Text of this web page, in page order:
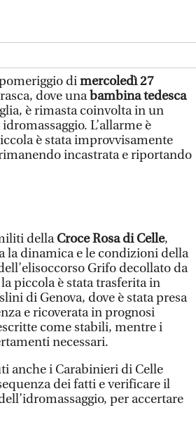
dimercoledì 27
dove unabambina tedesca
è rimasta coinvolta in un
L’allarme è
è stata improvvisamente
incastrata e riportando
dellaCroce Rosa di Celle,
la dinamica e le condizioni della
Grifo decollato da
piccola è stata trasferita in
di Genova, dove è stata presa
e ricoverata in prognosi
come stabili, mentre i
necessari.
anche i Carabinieri di Celle
dei fatti e verificare il
per accertare